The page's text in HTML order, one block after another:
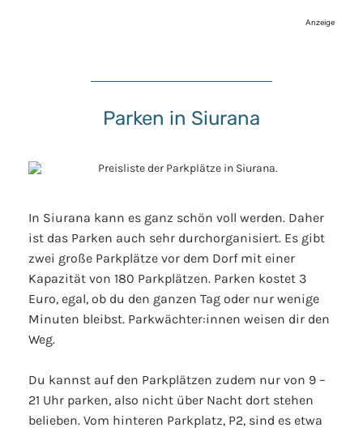
Anzeige
Parken in Siurana
In Siurana kann es ganz schön voll werden. Daher
ist das Parken auch sehr durchorganisiert. Es gibt
zwei große Parkplätze vor dem Dorf mit einer
Kapazität von 180 Parkplätzen. Parken kostet 3
Euro, egal, ob du den ganzen Tag oder nur wenige
Minuten bleibst. Parkwächter:innen weisen dir den
Weg.
Du kannst auf den Parkplätzen zudem nur von 9 –
21 Uhr parken, also nicht über Nacht dort stehen
belieben. Vom hinteren Parkplatz, P2, sind es etwa